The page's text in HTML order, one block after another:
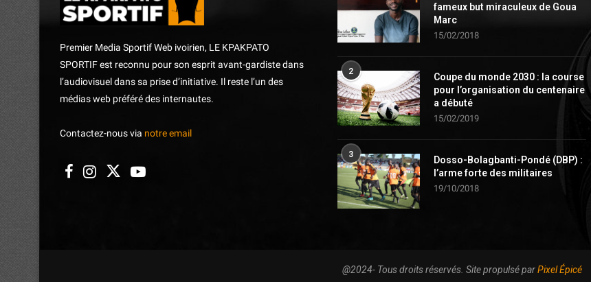
Premier Media Sportif Web ivoirien, LE KPAKPATO
SPORTIF est reconnu pour son esprit avant-gardiste dans
l’audiovisuel dans sa prise d’initiative. Il reste l’un des
médias web préféré des internautes.
Contactez-nous via notre email
fameux but miraculeux de Goua
Marc
15/02/2018
2
Coupe du monde 2030 : la course
pour l’organisation du centenaire
a débuté
15/02/2019
3
Dosso-Bolagbanti-Pondé (DBP) :
l’arme forte des militaires
19/10/2018
@2024- Tous droits réservés. Site propulsé parPixel Épicé